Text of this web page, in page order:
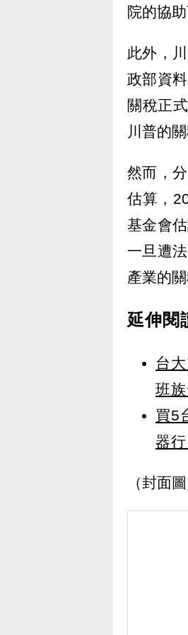
院的協
此外，
政部資
關稅正
川普的
然而，
估算，
基金會
一旦遭
產業的
延伸閱
台
班
買5
器行
（封面